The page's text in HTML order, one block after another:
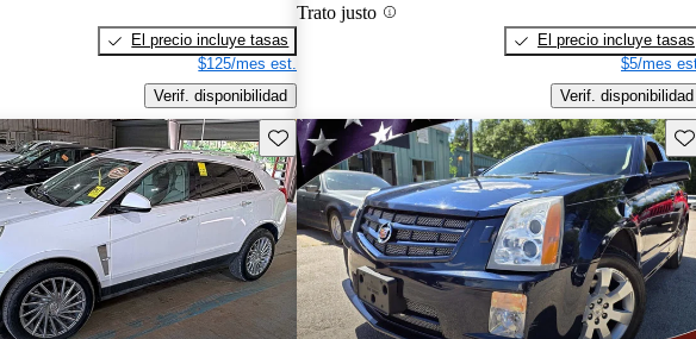
El precio incluye tasas
$125/mes est.
Verif. disponibilidad
Trato justo
El precio incluye tasas
$5/mes
Verif. disponibilidad
Guarda este Aviso